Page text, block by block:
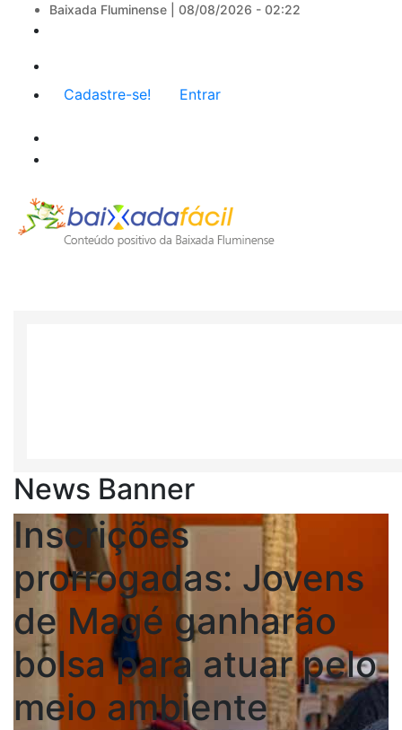
Baixada Fluminense | 08/08/2026 - 02:22
Menu
de
usuário
Cadastre-se! Entrar
News Banner
Inscrições
prorrogadas: Jovens
de Magé ganharão
bolsa para atuar pelo
meio ambiente